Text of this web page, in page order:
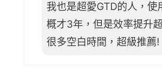
我也是超愛GTD的人，使
概才3年，但是效率提升
很多空白時間，超級推薦!